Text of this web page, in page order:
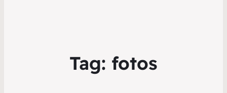
Tag: fotos